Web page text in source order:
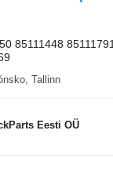
85111448
Tallinn
Eesti OÜ